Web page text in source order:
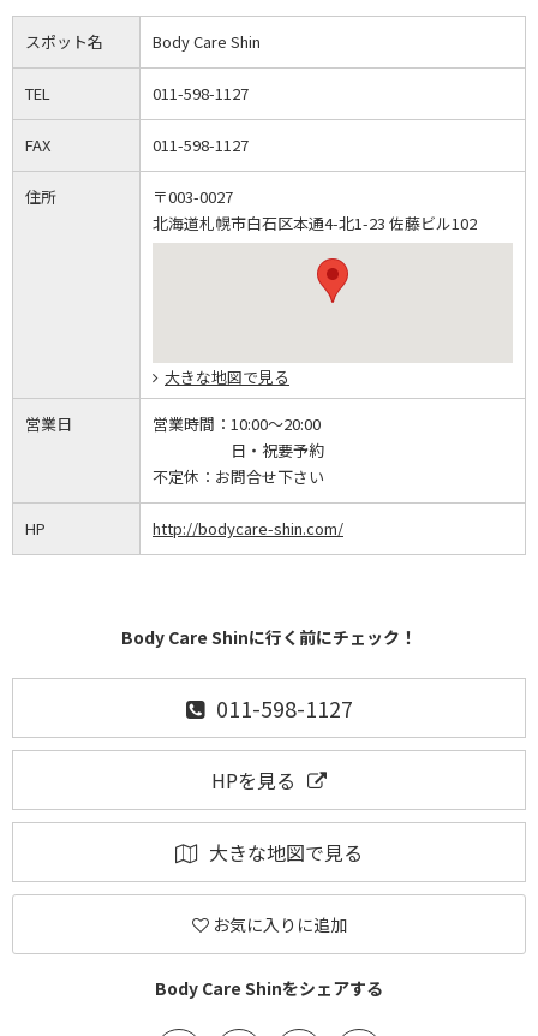
スポット名 Body Care Shin
TEL 011-598-1127
FAX 011-598-1127
住所
〒003-0027
北海道札幌市白石区本通4-北1-23 佐藤ビル102
大きな地図で見る
営業日 営業時間： 10:00～20:00
日・祝要予約
不定休： お問合せ下さい
HP http://bodycare-shin.com/
Body Care Shinに行く前にチェック！
011-598-1127
HPを見る
大きな地図で見る
お気に入りに追加
Body Care Shinをシェアする